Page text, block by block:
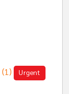
(1) Urgent